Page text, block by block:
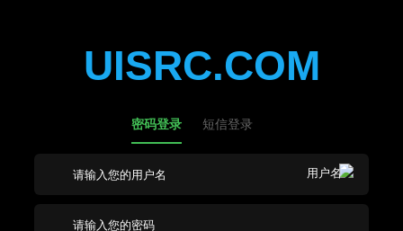
UISRC.COM
密码登录 短信登录